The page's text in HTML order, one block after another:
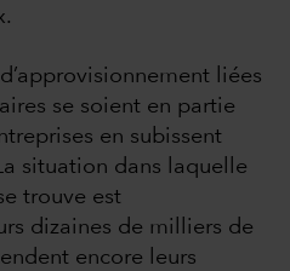
liées
se soient en partie
en subissent
situation dans laquelle
trouve est
dizaines de milliers de
encore leurs